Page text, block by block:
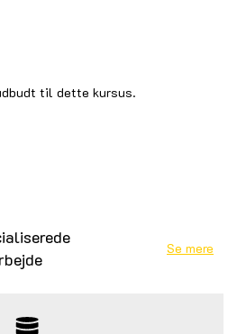
til dette kursus.
Se mere